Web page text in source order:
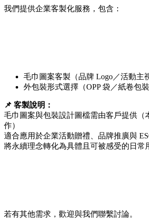
我們提供企業客製化服務，包含：
毛巾圖案客製（品牌 Logo／活動主
外包裝形式選擇（OPP 袋／紙卷包裝
📌 客製說明：
毛巾圖案與包裝設計圖檔需由客戶提供（
作）
適合應用於企業活動贈禮、品牌推廣與
將永續理念轉化為具體且可被感受的日常
若有其他需求，歡迎與我們聯繫討論。